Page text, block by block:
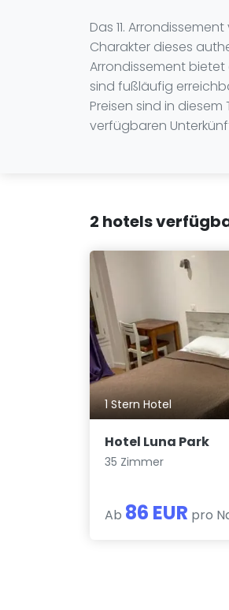
Das 11.
Charakter dieses
Arrondissement bietet
sind fußläufig
Preisen sind in
verfügbaren
2 hotels
1 Stern Hotel
Hotel Luna Park
35 Zimmer
Ab 86 EUR pro